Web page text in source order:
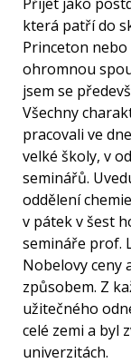
která patří do
Princeton
ohromnou
jsem se
Všechny
pracovali ve
velké školy, v
seminářů.
oddělení
v pátek v šest
semináře prof.
Nobelovy ceny
způsobem. Z
užitečného
celé zemi a byl
univerzitách.